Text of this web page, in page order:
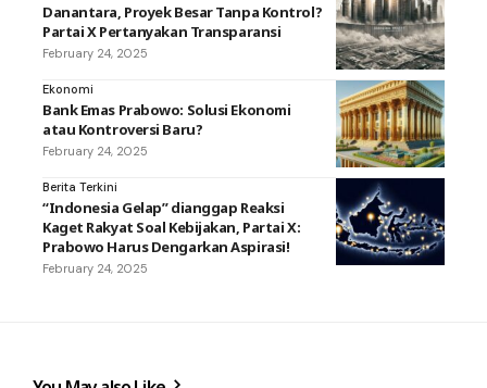
Danantara, Proyek Besar Tanpa Kontrol?
Partai X Pertanyakan Transparansi
February 24, 2025
Ekonomi
Bank Emas Prabowo: Solusi Ekonomi
atau Kontroversi Baru?
February 24, 2025
Berita Terkini
“Indonesia Gelap” dianggap Reaksi
Kaget Rakyat Soal Kebijakan, Partai X:
Prabowo Harus Dengarkan Aspirasi!
February 24, 2025